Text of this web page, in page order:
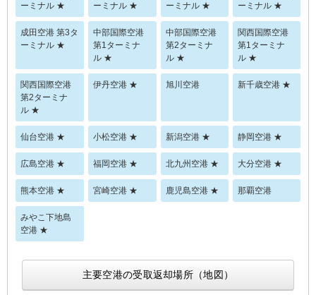
ーミナル ★
ーミナル ★
ーミナル ★
ーミナル ★
成田空港 第3タ
ーミナル ★
中部国際空港
第1ターミナ
ル ★
中部国際空港
第2ターミナ
ル ★
関西国際空港
第1ターミナ
ル ★
関西国際空港
第2ターミナ
ル ★
伊丹空港 ★ 旭川空港 新千歳空港 ★
仙台空港 ★ 小松空港 ★ 新潟空港 ★ 静岡空港 ★
広島空港 ★ 福岡空港 ★ 北九州空港 ★ 大分空港 ★
熊本空港 ★ 宮崎空港 ★ 鹿児島空港 ★ 那覇空港
みやこ下地島
空港 ★
主要空港の受取返却場所（地図）